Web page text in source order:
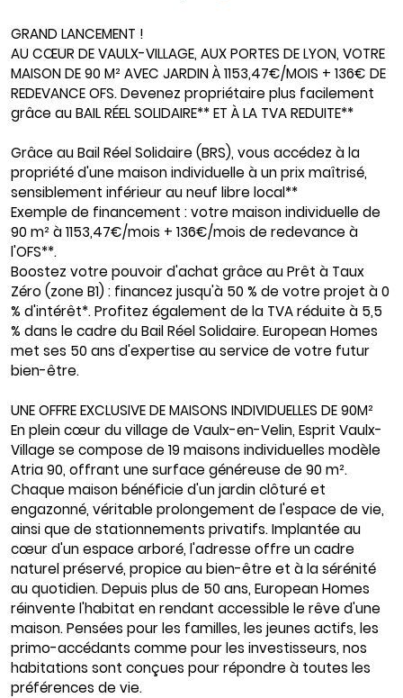
GRAND LANCEMENT !
AU CŒUR DE VAULX-VILLAGE, AUX PORTES DE LYON, VOTRE
MAISON DE 90 M² AVEC JARDIN À 1153,47€/MOIS + 136€ DE
REDEVANCE OFS. Devenez propriétaire plus facilement
grâce au BAIL RÉEL SOLIDAIRE** ET À LA TVA REDUITE**
Grâce au Bail Réel Solidaire (BRS), vous accédez à la
propriété d'une maison individuelle à un prix maîtrisé,
sensiblement inférieur au neuf libre local**
Exemple de financement : votre maison individuelle de
90 m² à 1153,47€/mois + 136€/mois de redevance à
l'OFS**.
Boostez votre pouvoir d'achat grâce au Prêt à Taux
Zéro (zone B1) : financez jusqu'à 50 % de votre projet à 0
% d'intérêt*. Profitez également de la TVA réduite à 5,5
% dans le cadre du Bail Réel Solidaire. European Homes
met ses 50 ans d'expertise au service de votre futur
bien-être.
UNE OFFRE EXCLUSIVE DE MAISONS INDIVIDUELLES DE 90M²
En plein cœur du village de Vaulx-en-Velin, Esprit Vaulx-
Village se compose de 19 maisons individuelles modèle
Atria 90, offrant une surface généreuse de 90 m².
Chaque maison bénéficie d'un jardin clôturé et
engazonné, véritable prolongement de l'espace de vie,
ainsi que de stationnements privatifs. Implantée au
cœur d'un espace arboré, l'adresse offre un cadre
naturel préservé, propice au bien-être et à la sérénité
au quotidien. Depuis plus de 50 ans, European Homes
réinvente l'habitat en rendant accessible le rêve d'une
maison. Pensées pour les familles, les jeunes actifs, les
primo-accédants comme pour les investisseurs, nos
habitations sont conçues pour répondre à toutes les
préférences de vie.